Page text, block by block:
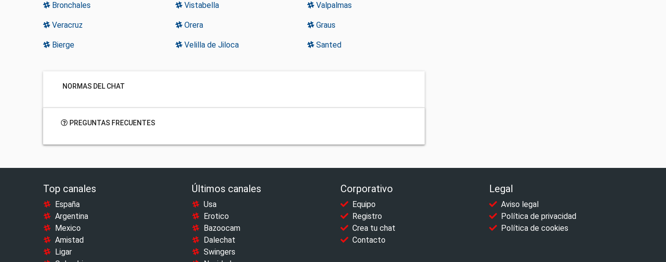
Bronchales Vistabella Valpalmas
Veracruz Orera Graus
Bierge Velilla de Jiloca Santed
NORMAS DEL CHAT
PREGUNTAS FRECUENTES
Top canales
España
Argentina
Mexico
Amistad
Ligar
Últimos canales
Usa
Erotico
Bazoocam
Dalechat
Swingers
Corporativo
Equipo
Registro
Crea tu chat
Contacto
Legal
Aviso legal
Política de privacidad
Política de cookies